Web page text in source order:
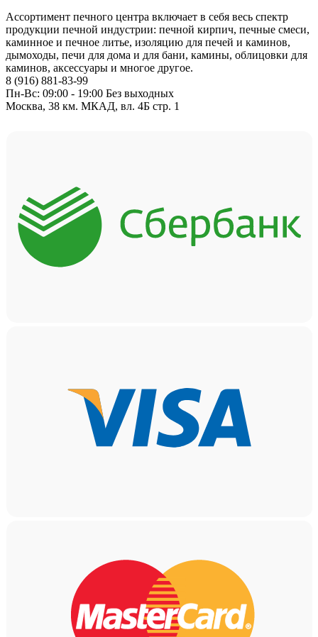
Ассортимент печного центра включает в себя весь спектр
продукции печной индустрии: печной кирпич, печные смеси,
каминное и печное литье, изоляцию для печей и каминов,
дымоходы, печи для дома и для бани, камины, облицовки для
каминов, аксессуары и многое другое.
8 (916) 881-83-99
Пн-Вс: 09:00 - 19:00 Без выходных
Москва, 38 км. МКАД, вл. 4Б стр. 1